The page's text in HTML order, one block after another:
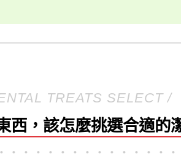
TREATS SELECT /
西，該怎麼挑選合適的
．．．．．．．．．．．．．．